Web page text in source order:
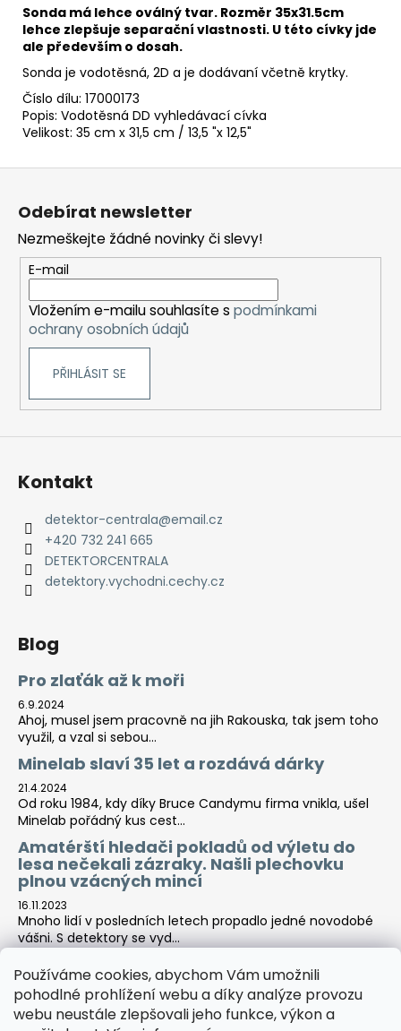
Používáme cookies, abychom Vám umožnili
pohodlné prohlížení webu a díky analýze provozu
webu neustále zlepšovali jeho funkce, výkon a
Sonda má lehce oválný tvar. Rozměr 35x31.5cm
lehce zlepšuje separační vlastnosti. U této cívky jde
ale především o dosah.
Sonda je vodotěsná, 2D a je dodávaní včetně krytky.
Číslo dílu: 17000173
Popis: Vodotěsná DD vyhledávací cívka
Velikost: 35 cm x 31,5 cm / 13,5 "x 12,5"
MINELAB
X-
TERRA
ELITE
(ZDARMA
DOHLEDÁVAČKA
PRO-
FIND40)
12
Kč
Z
Odebírat newsletter
Nezmeškejte žádné novinky či slevy!
E-mail
Vložením e-mailu souhlasíte s podmínkami
ochrany osobních údajů
PŘIHLÁSIT SE
Kontakt
detektor-centrala@email.cz
+420 732 241 665
DETEKTORCENTRALA
detektory.vychodni.cechy.cz
Blog
Pro zlaťák až k moři
6.9.2024
Ahoj, musel jsem pracovně na jih Rakouska, tak jsem toho
využil, a vzal si sebou...
Minelab slaví 35 let a rozdává dárky
21.4.2024
Od roku 1984, kdy díky Bruce Candymu firma vnikla, ušel
Minelab pořádný kus cest...
Amatérští hledači pokladů od výletu do
lesa nečekali zázraky. Našli plechovku
plnou vzácných mincí
16.11.2023
Mnoho lidí v posledních letech propadlo jedné novodobé
vášni. S detektory se vyd...
Tara-print